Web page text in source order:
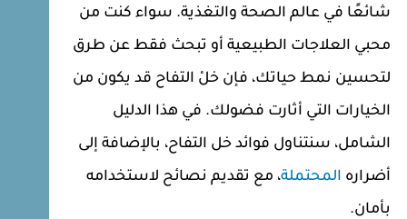
شائعًا في عالم الصحة والتغذية. سواء كنت من
محبي العلاجات الطبيعية أو تبحث فقط عن طرق
لتحسين نمط حياتك، فإن خلْ التفاح قد يكون من
الخيارات التي أثارت فضولك. في هذا الدليل
الشامل، سنتناول فوائد خل التفاح، بالإضافة إلى
أضراره المحتملة، مع تقديم نصائح لاستخدامه
بأمان.